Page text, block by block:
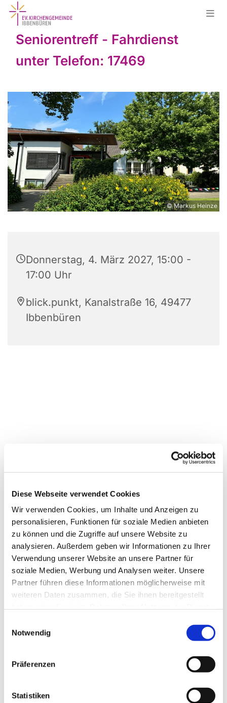
Diese Webseite verwendet Cookies
Wir verwenden Cookies, um Inhalte und Anzeigen zu
personalisieren, Funktionen für soziale Medien anbieten
zu können und die Zugriffe auf unsere Website zu
analysieren. Außerdem geben wir Informationen zu Ihrer
Verwendung unserer Website an unsere Partner für
soziale Medien, Werbung und Analysen weiter. Unsere
Partner führen diese Informationen möglicherweise mit
weiteren Daten zusammen, die Sie ihnen bereitgestellt
Notwendig
Präferenzen
Statistiken
Seniorentreff - Fahrdienst
unter Telefon: 17469
© Markus Heinze
Donnerstag, 4. März 2027, 15:00 -
17:00 Uhr
blick.punkt, Kanalstraße 16, 49477
Ibbenbüren
Dies könnte Sie auch
interessieren